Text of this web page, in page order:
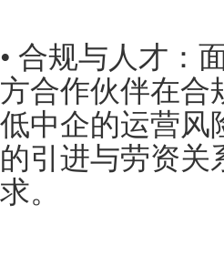
• 合规与人才：
方合作伙伴在合
低中企的运营风
的引进与劳资关
求。